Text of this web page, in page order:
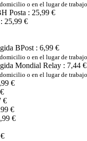
o en el lugar de
Posta : 25,99 €
25,99 €
BPost : 6,99 €
o en el lugar de
Mondial Relay : 7,44 €
o en el lugar de
€
€
€
€